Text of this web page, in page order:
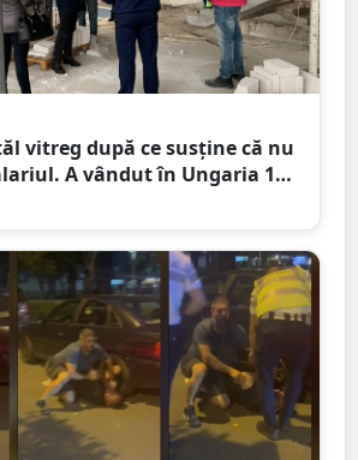
vitreg după ce susține că nu
A vândut în Ungaria 120
și gresie de 7.000 de euro